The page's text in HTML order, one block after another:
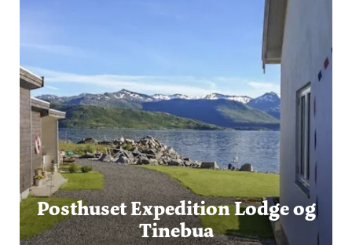
Posthuset Expedition Lodge og
Tinebua